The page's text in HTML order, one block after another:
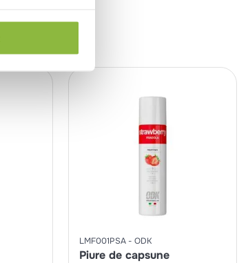
LMF001PSA ODK
Piure de capsune